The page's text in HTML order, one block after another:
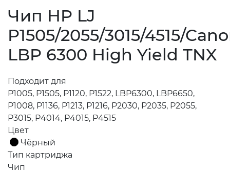
Чип HP LJ
P1505/2055/3015/4515/
LBP 6300 High Yield TNX
Подходит для
P1005, P1505, P1120, P1522, LBP6300, LBP6650,
P1008, P1136, P1213, P1216, P2030, P2035, P2055,
P3015, P4014, P4015, P4515
Цвет
Чёрный
Тип картриджа
Чип